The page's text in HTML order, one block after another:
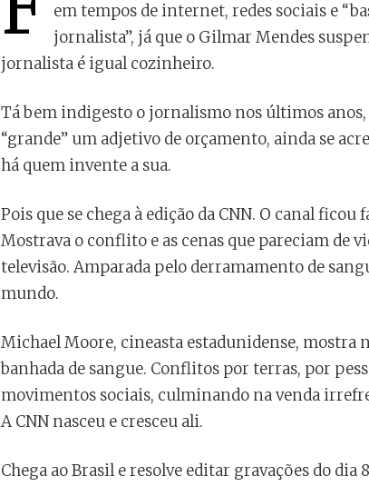
em tempos de internet, redes sociais e
jornalista”, já que o Gilmar Mendes
jornalista é igual cozinheiro.
Tá bem indigesto o jornalismo nos últimos
“grande” um adjetivo de orçamento, ainda se
há quem invente a sua.
Pois que se chega à edição da CNN. O canal
Mostrava o conflito e as cenas que pareciam de
televisão. Amparada pelo derramamento de
mundo.
Michael Moore, cineasta estadunidense, mostra
banhada de sangue. Conflitos por terras, por
movimentos sociais, culminando na venda
A CNN nasceu e cresceu ali.
Chega ao Brasil e resolve editar gravações do